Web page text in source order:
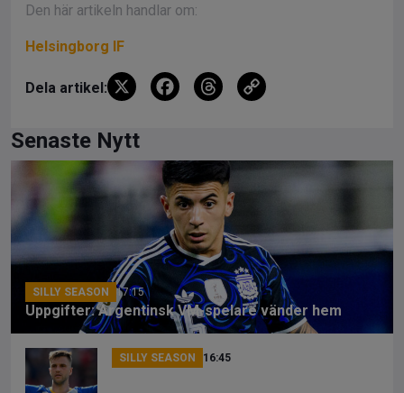
Den här artikeln handlar om:
Helsingborg IF
Dela artikel: X
F
b
o
o
k
T
a
d
s
Li
k
Senaste Nytt
SILLY SEASON 17:15
Uppgifter: Argentinsk VM-spelare vänder hem
SILLY SEASON 16:45